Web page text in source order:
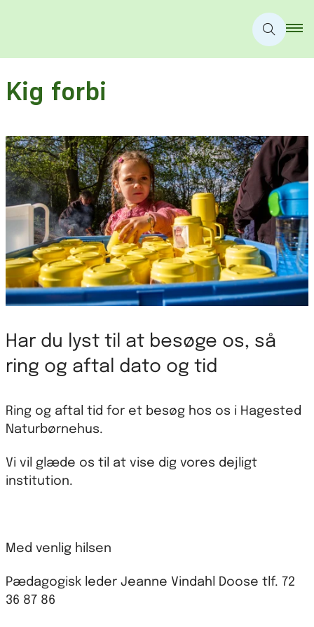
Kig forbi
Har du lyst til at besøge os, så
ring og aftal dato og tid
Ring og aftal tid for et besøg hos os i Hagested
Naturbørnehus.
Vi vil glæde os til at vise dig vores dejligt
institution.
Med venlig hilsen
Pædagogisk leder Jeanne Vindahl Doose tlf. 72
36 87 86